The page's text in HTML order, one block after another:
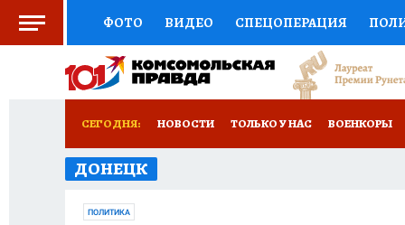
ФОТО ВИДЕО СПЕЦОПЕРАЦИЯ
СОЦПОДДЕРЖКА НАУКА СПОРТ
ЖЕНСКИЕ СЕКРЕТЫ
ДЕФИЦИТ ЖЕЛЕЗА
СЕГОДНЯ: НОВОСТИ ТОЛЬКО У НАС ВОЕНКОРЫ
ИСПЫТАНО НА
ДОНЕЦК
ПОЛИТИКА